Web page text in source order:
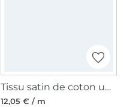
Tissu satin de coton uni, noir
12,05 € / m